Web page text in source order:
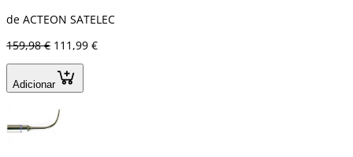
de ACTEON SATELEC
159,98 € 111,99 €
Adicionar